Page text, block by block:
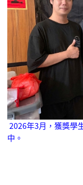
2026年3月，獲獎學
中。